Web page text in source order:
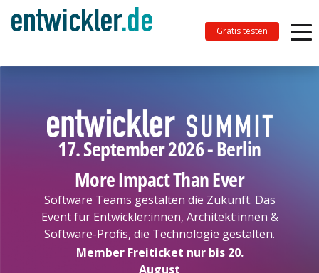
Gratis testen
17. September 2026 - Berlin
More Impact Than Ever
Software Teams gestalten die Zukunft. Das
Event für Entwickler:innen, Architekt:innen &
Software-Profis, die Technologie gestalten.
Member Freiticket nur bis 20.
August